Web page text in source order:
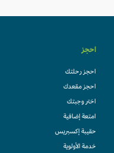
احجز
احجز رحلتك
احجز مقعدك
اختر وجبتك
امتعة إضافية
حقيبة إكسبريس
خدمة الأولوية